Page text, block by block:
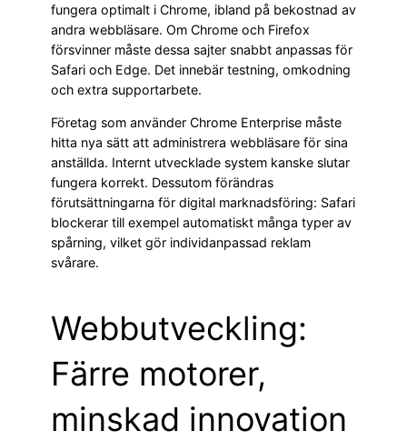
fungera optimalt i Chrome, ibland på bekostnad av
andra webbläsare. Om Chrome och Firefox
försvinner måste dessa sajter snabbt anpassas för
Safari och Edge. Det innebär testning, omkodning
och extra supportarbete.
Företag som använder Chrome Enterprise måste
hitta nya sätt att administrera webbläsare för sina
anställda. Internt utvecklade system kanske slutar
fungera korrekt. Dessutom förändras
förutsättningarna för digital marknadsföring: Safari
blockerar till exempel automatiskt många typer av
spårning, vilket gör individanpassad reklam
svårare.
Webbutveckling:
Färre motorer,
minskad innovation